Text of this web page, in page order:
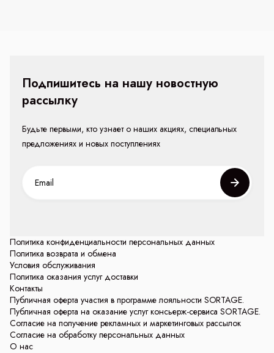
Политика конфиденциальности персональных данных
Политика возврата и обмена
Условия обслуживания
Политика оказания услуг доставки
Контакты
Публичная оферта участия в программе лояльности SORTAGE.
Публичная оферта на оказание услуг консьерж-сервиса SORTAGE.
Согласие на получение рекламных и маркетинговых рассылок
Согласие на обработку персональных данных
О нас
Подпишитесь на нашу новостную
рассылку
Будьте первыми, кто узнает о наших акциях, специальных
предложениях и новых поступлениях